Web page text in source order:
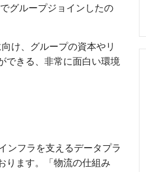
グループジョインしたの
け、グループの資本やリ
できる、非常に面白い環境
ンフラを支えるデータプラ
ります。「物流の仕組み